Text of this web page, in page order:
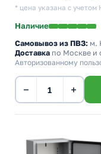
* цена указана с учетом
Наличие
Самовывоз из ПВЗ: м.
Доставка по Москве и
Авторизованному
− +